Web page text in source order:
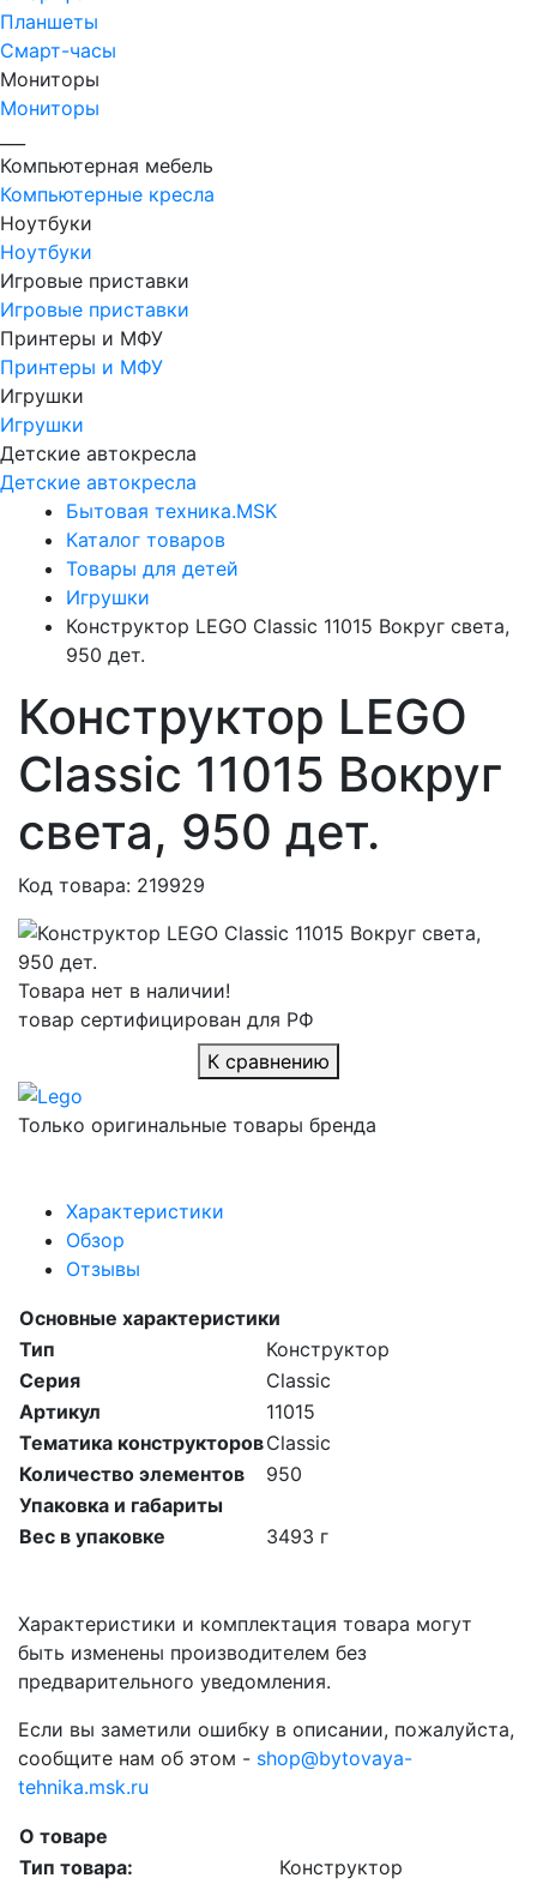
Планшеты
Смарт-часы
Мониторы
Мониторы
Компьютерная мебель
Компьютерные кресла
Ноутбуки
Ноутбуки
Игровые приставки
Игровые приставки
Принтеры и МФУ
Принтеры и МФУ
Игрушки
Игрушки
Детские автокресла
Детские автокресла
Бытовая техника.MSK
Каталог товаров
Товары для детей
Игрушки
Конструктор LEGO Classic 11015 Вокруг света,
950 дет.
Конструктор LEGO
Classic 11015 Вокруг
света, 950 дет.
Код товара: 219929
Товара нет в наличии!
товар сертифицирован для РФ
К сравнению
Только оригинальные товары бренда
Характеристики
Обзор
Отзывы
Основные характеристики
Тип
Конструктор
Серия
Classic
Артикул
11015
Тематика конструкторовClassic
Количество элементов
950
Упаковка и габариты
Вес в упаковке
3493 г
Характеристики и комплектация товара могут
быть изменены производителем без
предварительного уведомления.
Если вы заметили ошибку в описании, пожалуйста,
сообщите нам об этом - shop@bytovaya-
tehnika.msk.ru
О товаре
Тип товара:
Конструктор